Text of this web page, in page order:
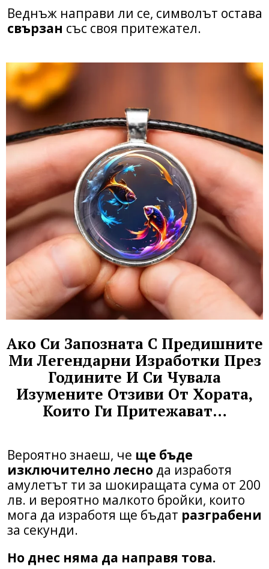
Веднъж направи ли се, символът остава
свързан със своя притежател.
Ако Си Запозната С Предишните
Ми Легендарни Изработки През
Годините И Си Чувала
Изумените Отзиви От Хората,
Които Ги Притежават…
Вероятно знаеш, че ще бъде
изключително лесно да изработя
амулетът ти за шокиращата сума от 200
лв. и вероятно малкото бройки, които
мога да изработя ще бъдат разграбени
за секунди.
Но днес няма да направя това.